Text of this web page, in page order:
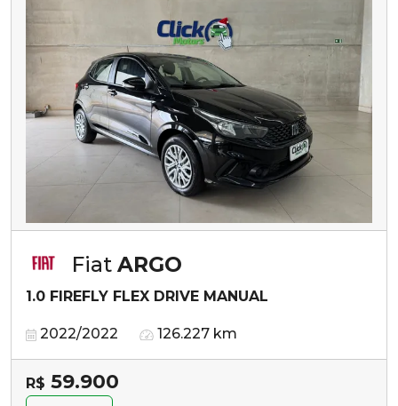
Fiat ARGO
1.0 FIREFLY FLEX DRIVE MANUAL
2022/2022 126.227 km
R$ 59.900